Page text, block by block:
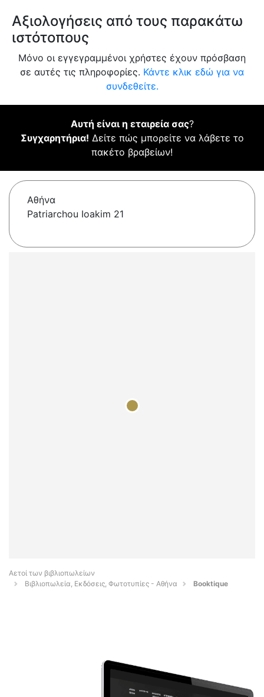
Αξιολογήσεις από τους παρακάτω
ιστότοπους
Μόνο οι εγγεγραμμένοι χρήστες έχουν πρόσβαση
σε αυτές τις πληροφορίες. Κάντε κλικ εδώ για να
συνδεθείτε.
Αυτή είναι η εταιρεία σας?
Συγχαρητήρια! Δείτε πώς μπορείτε να λάβετε το
πακέτο βραβείων!
Αθήνα
Patriarchou Ioakim 21
Αετοί των βιβλιοπωλείων
Βιβλιοπωλεία, Εκδόσεις, Φωτοτυπίες - Αθήνα
Booktique